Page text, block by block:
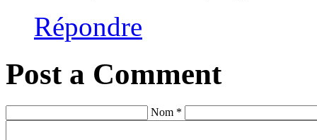
Répondre
Post a Comment
Nom *